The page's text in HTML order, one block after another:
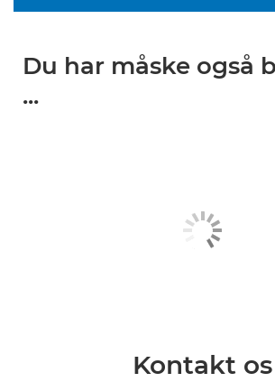
Du har måske også
...
Kontakt os